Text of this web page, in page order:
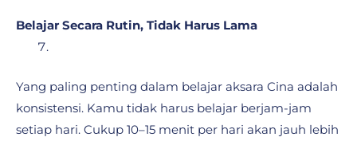
Belajar Secara Rutin, Tidak Harus Lama
Yang paling penting dalam belajar aksara Cina adalah
konsistensi. Kamu tidak harus belajar berjam-jam
setiap hari. Cukup 10–15 menit per hari akan jauh lebih